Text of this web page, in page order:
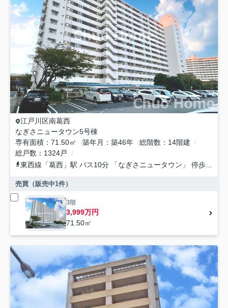
江戸川区南葛西
なぎさニュータウン5号棟
専有面積
71.50㎡ 築年月 築46年 総階数
14階建
総戸数
1324戸
東西線 「葛西 」駅 バス10分 「なぎさニュータウン」 停歩2分
売買（販売中1件）
3階
3,999万円
71.50㎡